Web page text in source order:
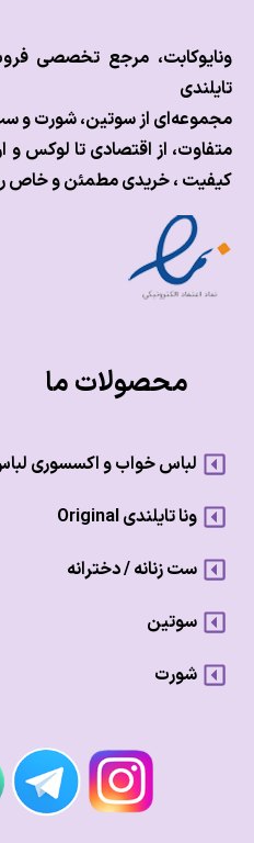
مرجع تخصصی فروش لباس
از سوتین، شورت و ست‌های
از اقتصادی تا لوکس وارسال
، خریدی مطمئن و خاص را با ونا
محصولات ما
لباس خواب و اکسسوری لباس زیر
ونا تایلندی Original
ست زنانه / دخترانه
سوتین
شورت